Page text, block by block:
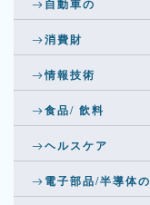
自動車の
消費財
情報技術
食品/ 飲料
ヘルスケア
電子部品/半導体の